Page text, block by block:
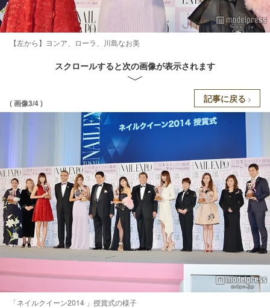
【左から】ヨンア、ローラ、川島なお美
スクロールすると次の画像が表示されます
( 画像3/4 ) 記事に戻る
「ネイルクイーン2014 」授賞式の様子